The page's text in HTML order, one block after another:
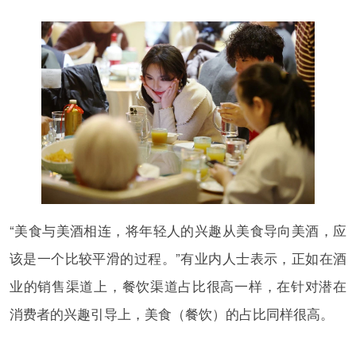
“美食与美酒相连，将年轻人的兴趣从美食导向美酒，应
该是一个比较平滑的过程。”有业内人士表示，正如在酒
业的销售渠道上，餐饮渠道占比很高一样，在针对潜在
消费者的兴趣引导上，美食（餐饮）的占比同样很高。